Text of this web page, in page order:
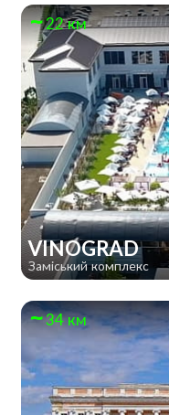
22 км
VINOGRAD
Заміський комплекс
34 км